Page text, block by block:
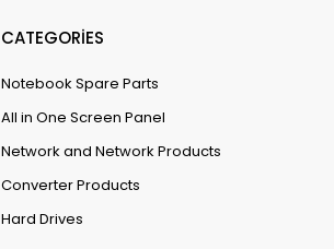
CATEGORİES
Notebook Spare Parts
All in One Screen Panel
Network and Network Products
Converter Products
Hard Drives